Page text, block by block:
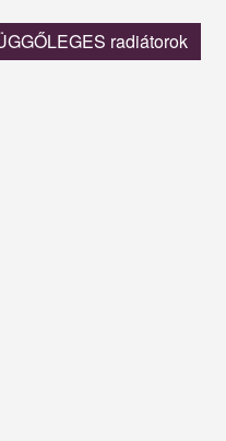
radiátorok